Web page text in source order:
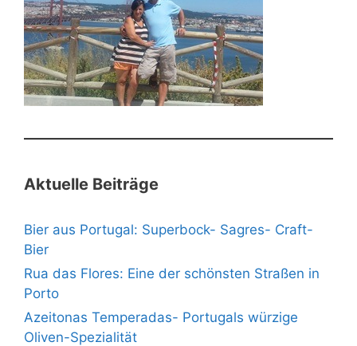
Aktuelle Beiträge
Bier aus Portugal: Superbock- Sagres- Craft-
Bier
Rua das Flores: Eine der schönsten Straßen in
Porto
Azeitonas Temperadas- Portugals würzige
Oliven-Spezialität